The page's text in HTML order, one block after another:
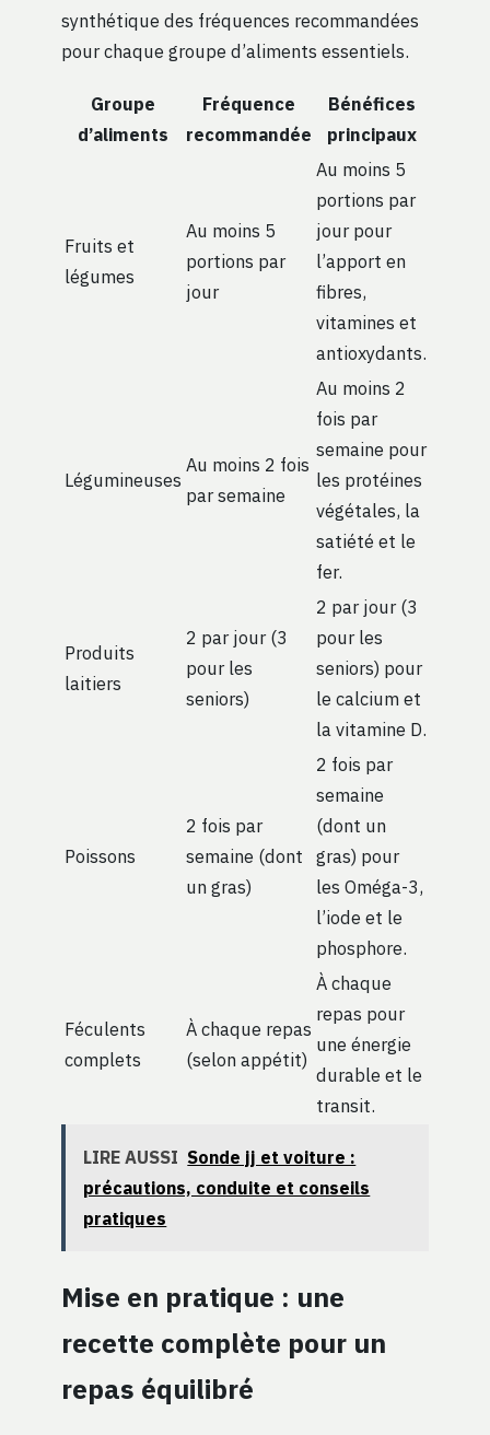
synthétique des fréquences recommandées
pour chaque groupe d’aliments essentiels.
Groupe
d’aliments
Fréquence
recommandée
Bénéfices
principaux
Fruits et
légumes
Au moins 5
portions par
jour
Au moins 5
portions par
jour pour
l’apport en
fibres,
vitamines et
antioxydants.
Légumineuses
Au moins 2 fois
par semaine
Au moins 2
fois par
semaine pour
les protéines
végétales, la
satiété et le
fer.
Produits
laitiers
2 par jour (3
pour les
seniors)
2 par jour (3
pour les
seniors) pour
le calcium et
la vitamine D.
Poissons
2 fois par
semaine (dont
un gras)
2 fois par
semaine
(dont un
gras) pour
les Oméga-3,
l’iode et le
phosphore.
Féculents
complets
À chaque repas
(selon appétit)
À chaque
repas pour
une énergie
durable et le
transit.
LIRE AUSSI Sonde jj et voiture :
précautions, conduite et conseils
pratiques
Mise en pratique : une
recette complète pour un
repas équilibré